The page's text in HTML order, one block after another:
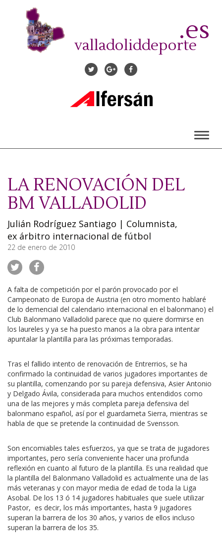
contenido
valladoliddeporte
.es
LA RENOVACIÓN DEL
BM VALLADOLID
Julián Rodríguez Santiago | Columnista,
ex árbitro internacional de fútbol
22 de enero de 2010
A falta de competición por el parón provocado por el
Campeonato de Europa de Austria (en otro momento hablaré
de lo demencial del calendario internacional en el balonmano) el
Club Balonmano Valladolid parece que no quiere dormirse en
los laureles y ya se ha puesto manos a la obra para intentar
apuntalar la plantilla para las próximas temporadas.
Tras el fallido intento de renovación de Entrerrios, se ha
confirmado la continuidad de varios jugadores importantes de
su plantilla, comenzando por su pareja defensiva, Asier Antonio
y Delgado Ávila, considerada para muchos entendidos como
una de las mejores y más completa pareja defensiva del
balonmano español, así por el guardameta Sierra, mientras se
habla de que se pretende la continuidad de Svensson.
Son encomiables tales esfuerzos, ya que se trata de jugadores
importantes, pero sería conveniente hacer una profunda
reflexión en cuanto al futuro de la plantilla. Es una realidad que
la plantilla del Balonmano Valladolid es actualmente una de las
más veteranas y con mayor media de edad de toda la Liga
Asobal. De los 13 ó 14 jugadores habituales que suele utilizar
Pastor, es decir, los más importantes, hasta 9 jugadores
superan la barrera de los 30 años, y varios de ellos incluso
superan la barrera de los 35.